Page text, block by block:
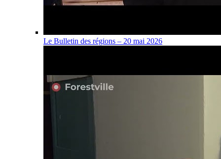
Le Bulletin des régions – 20 mai 2026